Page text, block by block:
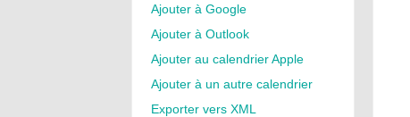
Ajouter à Google
Ajouter à Outlook
Ajouter au calendrier Apple
Ajouter à un autre calendrier
Exporter vers XML